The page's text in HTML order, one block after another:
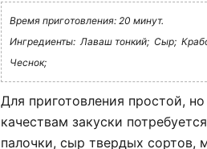
Время приготовления: 20 минут.
Ингредиенты: Лаваш тонкий; Сыр;
Чеснок;
Для приготовления простой,
качествам закуски
палочки, сыр твердых сортов,